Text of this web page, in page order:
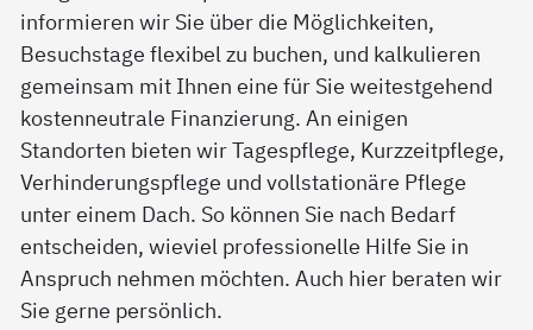
informieren wir Sie über die Möglichkeiten,
Besuchstage flexibel zu buchen, und kalkulieren
gemeinsam mit Ihnen eine für Sie weitestgehend
kostenneutrale Finanzierung. An einigen
Standorten bieten wir Tagespflege, Kurzzeitpflege,
Verhinderungspflege und vollstationäre Pflege
unter einem Dach. So können Sie nach Bedarf
entscheiden, wieviel professionelle Hilfe Sie in
Anspruch nehmen möchten. Auch hier beraten wir
Sie gerne persönlich.